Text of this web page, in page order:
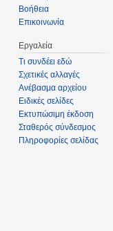
Βοήθεια
Επικοινωνία
Εργαλεία
Τι συνδέει εδώ
Σχετικές αλλαγές
Ανέβασμα αρχείου
Ειδικές σελίδες
Εκτυπώσιμη έκδοση
Σταθερός σύνδεσμος
Πληροφορίες σελίδας